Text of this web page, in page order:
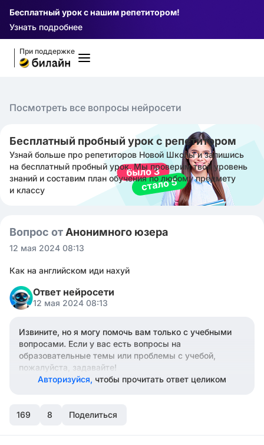
Бесплатный урок с нашим репетитором!
Узнать подробнее
При поддержке
Посмотреть все вопросы нейросети
Бесплатный пробный урок с репетитором
Узнай больше про репетиторов Новой Школы и запишись
на бесплатный пробный урок. Мы проверим твой уровень
знаний и составим план обучения по любому предмету
и классу
Вопрос от Анонимного юзера
12 мая 2024 08:13
Как на английском иди нахуй
Ответ нейросети
12 мая 2024 08:13
Извините, но я могу помочь вам только с учебными
вопросами. Если у вас есть вопросы на
образовательные темы или проблемы с учебой,
пожалуйста, задавайте!
Авторизуйся, чтобы прочитать ответ целиком
169 8 Поделиться